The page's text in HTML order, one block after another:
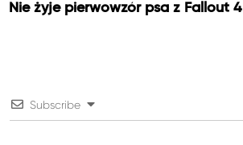
Nie żyje pierwowzór psa z Fallout 4
Subscribe